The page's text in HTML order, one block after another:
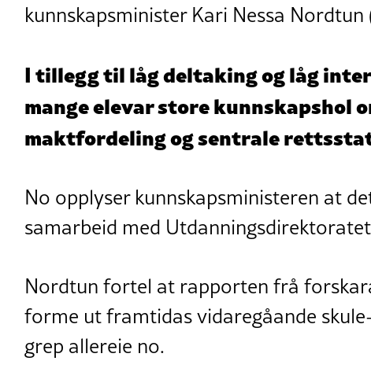
kunnskapsminister Kari Nessa Nordtun
I tillegg til låg deltaking og låg
mange elevar store kunnskapshol
maktfordeling og sentrale
No opplyser kunnskapsministeren at
samarbeid med
Nordtun fortel at rapporten frå
forme ut framtidas vidaregåande
grep allereie no.